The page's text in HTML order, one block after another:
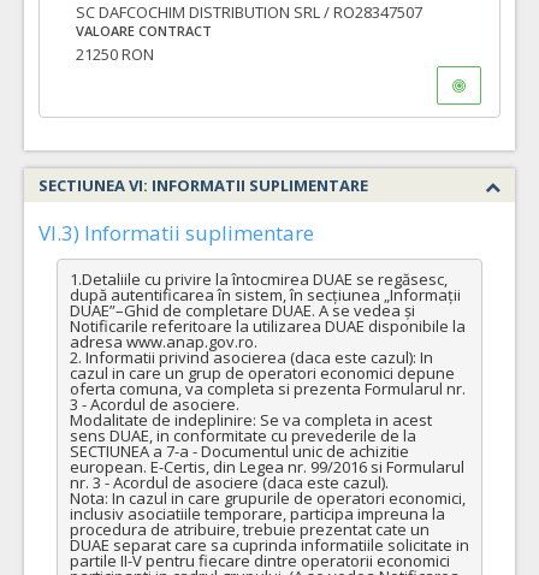
SC DAFCOCHIM DISTRIBUTION SRL / RO28347507
VALOARE CONTRACT
21250 RON
SECTIUNEA VI: INFORMATII SUPLIMENTARE
VI.3) Informatii suplimentare
1.Detaliile cu privire la întocmirea DUAE se regăsesc,
după autentificarea în sistem, în secțiunea „Informații
DUAE”–Ghid de completare DUAE. A se vedea și
Notificarile referitoare la utilizarea DUAE disponibile la
adresa www.anap.gov.ro.
2. Informatii privind asocierea (daca este cazul): In
cazul in care un grup de operatori economici depune
oferta comuna, va completa si prezenta Formularul nr.
3 - Acordul de asociere.
Modalitate de indeplinire: Se va completa in acest
sens DUAE, in conformitate cu prevederile de la
SECTIUNEA a 7-a - Documentul unic de achizitie
european. E-Certis, din Legea nr. 99/2016 si Formularul
nr. 3 - Acordul de asociere (daca este cazul).
Nota: In cazul in care grupurile de operatori economici,
inclusiv asociatiile temporare, participa impreuna la
procedura de atribuire, trebuie prezentat cate un
DUAE separat care sa cuprinda informatiile solicitate in
partile II-V pentru fiecare dintre operatorii economici